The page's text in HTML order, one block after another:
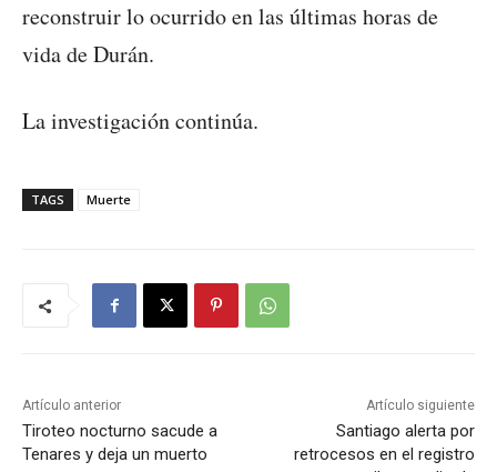
reconstruir lo ocurrido en las últimas horas de
vida de Durán.
La investigación continúa.
TAGS Muerte
Artículo anterior
Tiroteo nocturno sacude a
Tenares y deja un muerto
Artículo siguiente
Santiago alerta por
retrocesos en el registro